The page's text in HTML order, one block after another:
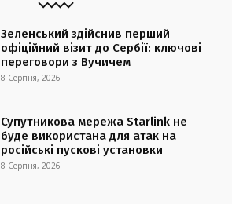
Зеленський здійснив перший
офіційний візит до Сербії: ключові
переговори з Вучичем
8 Серпня, 2026
Супутникова мережа Starlink не
буде використана для атак на
російські пускові установки
8 Серпня, 2026